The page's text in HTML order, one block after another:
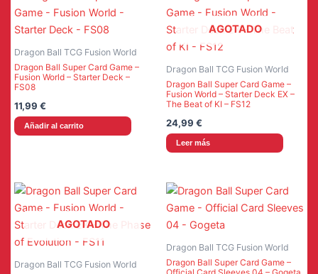
Dragon Ball TCG Fusion World
Dragon Ball Super Card Game –
Fusion World – Starter Deck –
FS08
11,99 €
Añadir al carrito
AGOTADO
Dragon Ball TCG Fusion World
Dragon Ball Super Card Game –
Fusion World – Starter Deck EX –
The Beat of KI – FS12
24,99 €
Leer más
AGOTADO
Dragon Ball TCG Fusion World
Dragon Ball TCG Fusion World
Dragon Ball Super Card Game –